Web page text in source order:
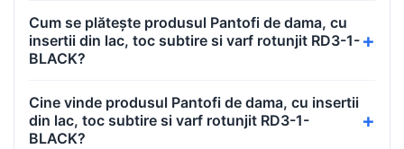
Cum se plătește produsul Pantofi de dama, cu
insertii din lac, toc subtire si varf rotunjit RD3-1-
BLACK?
Cine vinde produsul Pantofi de dama, cu insertii
din lac, toc subtire si varf rotunjit RD3-1-
BLACK?